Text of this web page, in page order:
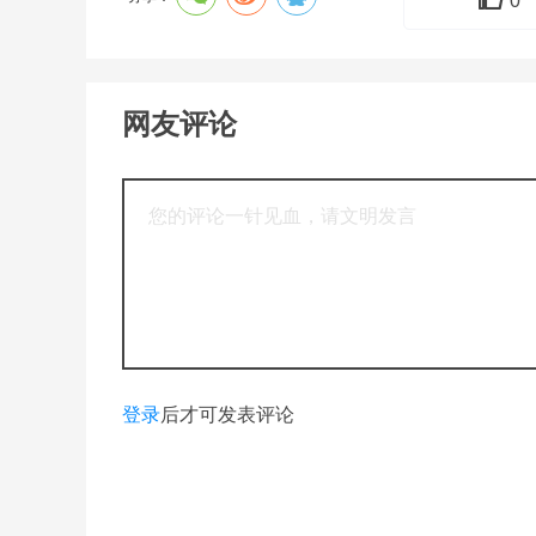
网友评论
登录后才可发表评论